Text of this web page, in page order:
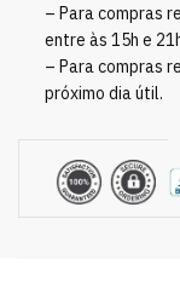
– Para compras
entre às 15h e
– Para compras
próximo dia útil.